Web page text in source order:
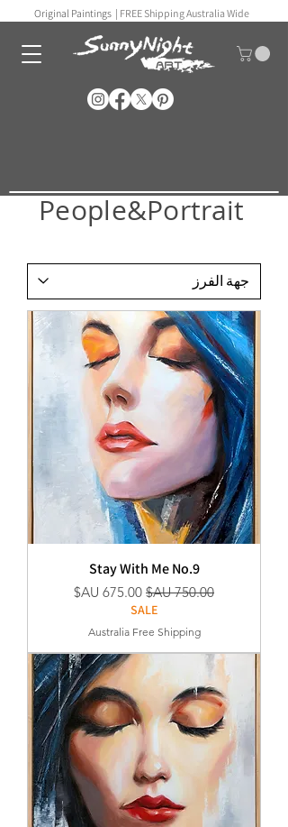
Original Paintings | FREE Shipping Australia Wide
People&Portrait
Stay With Me No.9
سعر عادي سعر البيع
SALE
Australia Free Shipping